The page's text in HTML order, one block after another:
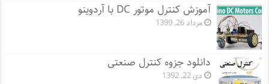
آموزش کنترل موتور DC با آردوینو
مرداد 26, 1399
دانلود جزوه کنترل صنعتی
دی 22, 1392